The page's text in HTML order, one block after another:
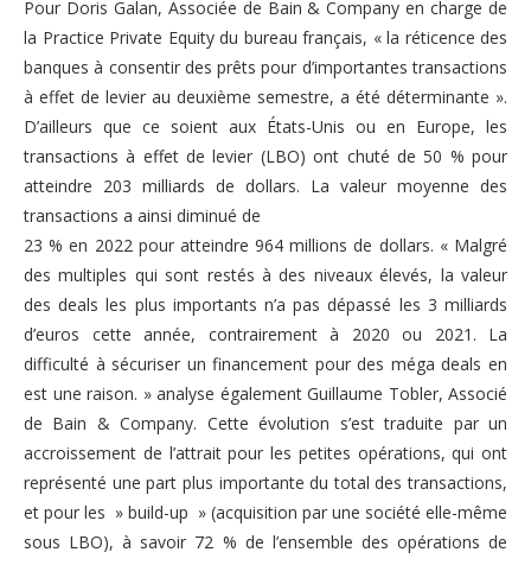
Pour Doris Galan, Associée de Bain & Company en charge de
la Practice Private Equity du bureau français, « la réticence des
banques à consentir des prêts pour d’importantes transactions
à effet de levier au deuxième semestre, a été déterminante ».
D’ailleurs que ce soient aux États-Unis ou en Europe, les
transactions à effet de levier (LBO) ont chuté de 50 % pour
atteindre 203 milliards de dollars. La valeur moyenne des
transactions a ainsi diminué de
23 % en 2022 pour atteindre 964 millions de dollars. « Malgré
des multiples qui sont restés à des niveaux élevés, la valeur
des deals les plus importants n’a pas dépassé les 3 milliards
d’euros cette année, contrairement à 2020 ou 2021. La
difficulté à sécuriser un financement pour des méga deals en
est une raison. » analyse également Guillaume Tobler, Associé
de Bain & Company. Cette évolution s’est traduite par un
accroissement de l’attrait pour les petites opérations, qui ont
représenté une part plus importante du total des transactions,
et pour les » build-up » (acquisition par une société elle-même
sous LBO), à savoir 72 % de l’ensemble des opérations de